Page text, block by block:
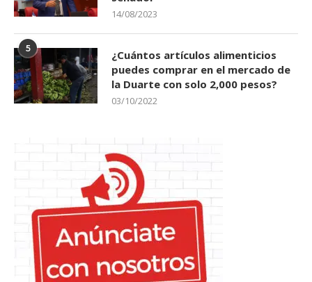
14/08/2023
5
¿Cuántos artículos alimenticios
puedes comprar en el mercado de
la Duarte con solo 2,000 pesos?
03/10/2022